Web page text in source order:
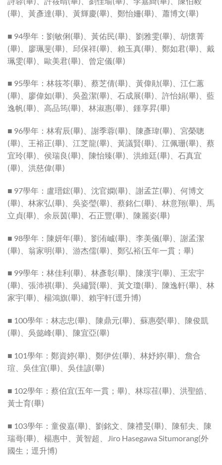
(畢)、黃彥達(畢)、黃輝慶(畢)、鄭怡姍(畢)、蕭博文(畢)
■ 94學年：劉敏俐(畢)、黃佑民(畢)、劉雅雯(畢)、胡懷菁
(畢)、廖珮斐(畢)、邱保祥(畢)、賴玉真(畢)、鄭如君(畢)、戴
珮雯(畢)、歐美君(畢)、曾定儀(畢)
■ 95學年：林筱芩(畢)、蔡芝倩(畢)、黃偉勛(畢)、江仁蕙
(畢)、廖偉如(畢)、吳盈潔(畢)、石成展(畢)、許怡娟(畢)、藍
逸帆(畢)、高品筠(畢)、林淑惠(畢)、鍾享昇(畢)
■ 96學年：林宥辰(畢)、謝季蓉(畢)、陳彥瑋(畢)、宮榮聰
(畢)、王裕正(畢)、江芝龍(畢)、黃議賢(畢)、江佩珊(畢)、蔡
宜玲(畢)、侯瑞良(畢)、陳怡臻(畢)、洪維廷(畢)、石真宜
(畢)、洪慈偉(畢)
■ 97學年：盧瑨鋐(畢)、沈官嫻(畢)、謝孟芷(畢)、何博文
(畢)、林家弘(畢)、吳姿瑩(畢)、蔡銘仁(畢)、林意翔(畢)、馬
立貞(畢)、余辰茵(畢)、石正豐(畢)、陳麗姿(畢)
■ 98學年：陳妍年(畢)、劉洧峸(畢)、李美儀(畢)、謝孟潔
(畢)、翁家明(畢)、游杰儒(畢)、鄭弘裕(五年一貫；畢)
■ 99學年：林佳利(畢)、林彥彰(畢)、陳漢宇(畢)、王宏宇
(畢)、張沛祺(畢)、吳繡賢(畢)、黃文瓊(畢)、陳逸軒(畢)、林
家宇(畢)、楊鴻旗(畢)、賴宇軒(逕升博)
■ 100學年：林志忠(畢)、陳鼎元(畢)、蘇惠嫈(畢)、陳俊凱
(畢)、吳懿峰(畢)、陳宜亞(畢)
■ 101學年：鄭資婷(畢)、鄭伊佐(畢)、林妤婷(畢)、詹合
瑄、吳佳宜(畢)、吳佳諺(畢)
■ 102學年：蔡伯宜(五年一貫；畢)、林琮荏(畢)、洪聖皓、
黃士育(畢)
■ 103學年：童俊嘉(畢)、劉銘文、陳禮旻(畢)、陳郁夫、陳
瑞蕚(畢)、楊惠中、黃智超、Jiro Hasegawa Situmorang(外
國生；逕升博)